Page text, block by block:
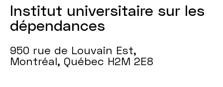
Institut universitaire sur les
dépendances
950 rue de Louvain Est,
Montréal, Québec H2M 2E8